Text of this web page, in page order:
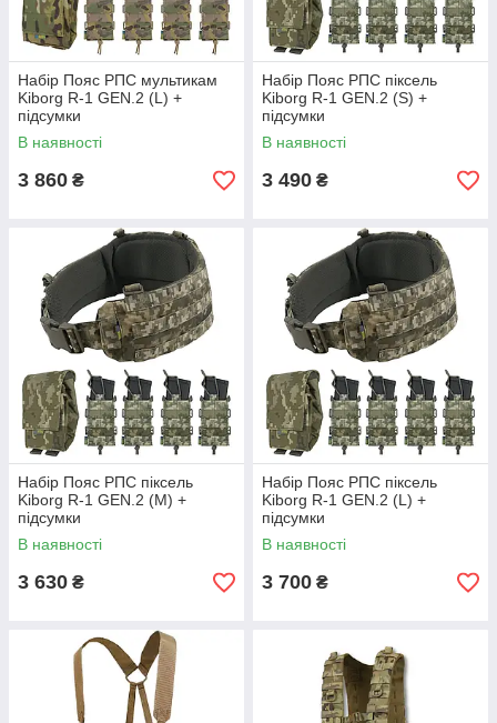
Набір Пояс РПС мультикам
Kiborg R-1 GEN.2 (L) +
підсумки
В наявності
3 860 ₴
Набір Пояс РПС піксель
Kiborg R-1 GEN.2 (S) +
підсумки
В наявності
3 490 ₴
Набір Пояс РПС піксель
Kiborg R-1 GEN.2 (M) +
підсумки
В наявності
3 630 ₴
Набір Пояс РПС піксель
Kiborg R-1 GEN.2 (L) +
підсумки
В наявності
3 700 ₴